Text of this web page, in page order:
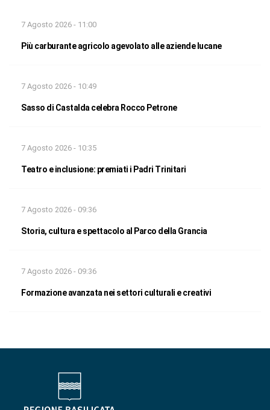
7 Agosto 2026 - 11:00
Più carburante agricolo agevolato alle aziende lucane
7 Agosto 2026 - 10:49
Sasso di Castalda celebra Rocco Petrone
7 Agosto 2026 - 10:35
Teatro e inclusione: premiati i Padri Trinitari
7 Agosto 2026 - 09:36
Storia, cultura e spettacolo al Parco della Grancia
7 Agosto 2026 - 09:36
Formazione avanzata nei settori culturali e creativi